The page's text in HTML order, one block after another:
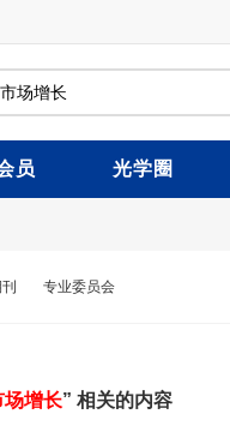
员 光学圈
专业委员会
场增长” 相关的内容